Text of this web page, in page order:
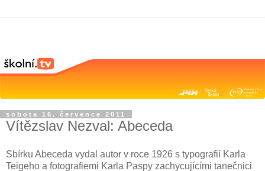
sobota 16. července 2011
Vítězslav Nezval: Abeceda
Sbírku Abeceda vydal autor v roce 1926 s typografií Karla
Teigeho a fotografiemi Karla Paspy zachycujícími tanečnici